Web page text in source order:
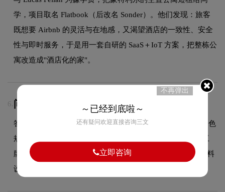
学，项目取名 Flatbook（后改名 Sonder）。他们发现：旅客
既想要 Airbnb 的灵活与在地感，又渴望酒店的一致性、安全
性与即时服务，于是用一套自研的 SaaS＋IoT 方案，把整栋公
寓改造成"酒店化的家"。
6. 问：VI设计包含哪些物料？
答：VI设计包含基础系统（LOGO规范、标准色规范、辅助色
规范、标准字体规范）和应用系统（名片、信封、信纸、工
牌、纸杯、手提袋、PPT模板、员工胸牌等全套企业视觉物料
设计）。
不再弹出
～已经到底啦～
还有疑问欢迎直接咨询三文
立即咨询